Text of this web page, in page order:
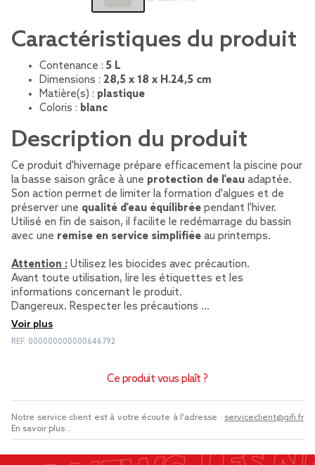
Caractéristiques du produit
Contenance : 5 L
Dimensions : 28,5 x 18 x H.24,5 cm
Matière(s) : plastique
Coloris : blanc
Description du produit
Ce produit d'hivernage prépare efficacement la piscine pour
la basse saison grâce à une protection de l'eau adaptée.
Son action permet de limiter la formation d'algues et de
préserver une qualité d'eau équilibrée pendant l'hiver.
Utilisé en fin de saison, il facilite le redémarrage du bassin
avec une remise en service simplifiée au printemps.
Attention : Utilisez les biocides avec précaution.
Avant toute utilisation, lire les étiquettes et les
informations concernant le produit.
Dangereux. Respecter les précautions …
Voir plus
REF. 000000000000646792
Ce produit vous plaît ?
Notre service client est à votre écoute à l'adresse : serviceclient@gifi.fr
En savoir plus...